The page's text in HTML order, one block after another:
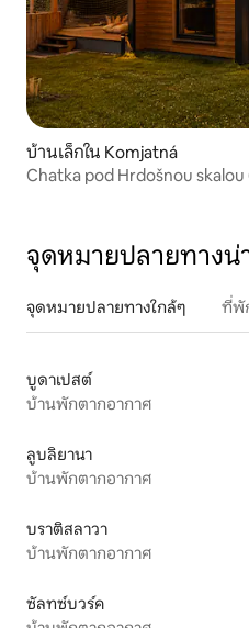
บ้านเล็กใน Komjatná
Chatka pod Hrdošnou
จุดหมายปลายทางน่
จุดหมายปลายทางใกล้ๆ ที่พั
บูดาเปสต์
บ้านพักตากอากาศ
ลูบลิยานา
บ้านพักตากอากาศ
บราติสลาวา
บ้านพักตากอากาศ
ซัลทซ์บวร์ค